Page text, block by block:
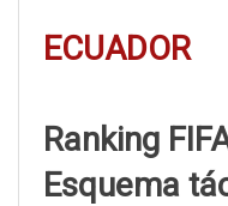
ECUADOR
Ranking
Esquema